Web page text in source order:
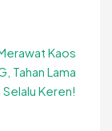
Kaos
Tahan Lama
Selalu Keren!